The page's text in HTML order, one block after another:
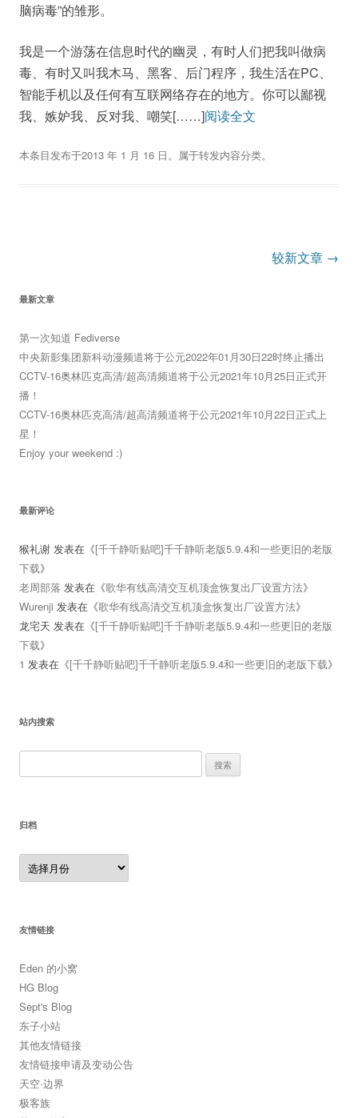
脑病毒”的雏形。
我是一个游荡在信息时代的幽灵，有时人们把我叫做病
毒、有时又叫我木马、黑客、后门程序，我生活在PC、
智能手机以及任何有互联网络存在的地方。你可以鄙视
我、嫉妒我、反对我、嘲笑[……]阅读全文
本条目发布于2013 年 1 月 16 日。属于转发内容分类。
导
航
较新文章 →
最新文章
第一次知道 Fediverse
中央新影集团新科动漫频道将于公元2022年01月30日22时终止播出
CCTV-16奥林匹克高清/超高清频道将于公元2021年10月25日正式开
播！
CCTV-16奥林匹克高清/超高清频道将于公元2021年10月22日正式上
星！
Enjoy your weekend :)
最新评论
猴礼谢 发表在《[千千静听贴吧]千千静听老版5.9.4和一些更旧的老版
下载》
老周部落 发表在《歌华有线高清交互机顶盒恢复出厂设置方法》
Wurenji 发表在《歌华有线高清交互机顶盒恢复出厂设置方法》
龙宅天 发表在《[千千静听贴吧]千千静听老版5.9.4和一些更旧的老版
下载》
1 发表在《[千千静听贴吧]千千静听老版5.9.4和一些更旧的老版下载》
站内搜索
索：
归档
归
档
友情链接
Eden 的小窝
HG Blog
Sept's Blog
东子小站
其他友情链接
友情链接申请及变动公告
天空·边界
极客族